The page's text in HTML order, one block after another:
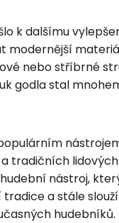
k dalšímu
modernější
nebo stříbrné
godla stal
tradičních
nástroj,
a stále
hudebníků.